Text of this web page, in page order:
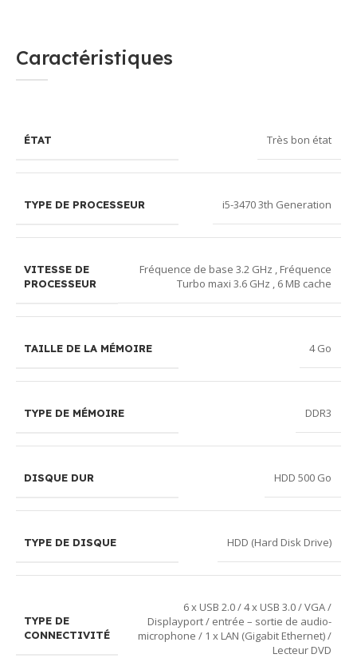
Caractéristiques
ÉTAT Très bon état
TYPE DE PROCESSEUR i5-3470 3th Generation
VITESSE DE
PROCESSEUR
Fréquence de base 3.2 GHz , Fréquence
Turbo maxi 3.6 GHz , 6 MB cache
TAILLE DE LA MÉMOIRE 4 Go
TYPE DE MÉMOIRE DDR3
DISQUE DUR HDD 500 Go
TYPE DE DISQUE HDD (Hard Disk Drive)
TYPE DE
CONNECTIVITÉ
6 x USB 2.0 / 4 x USB 3.0 / VGA /
Displayport / entrée – sortie de audio-
microphone / 1 x LAN (Gigabit Ethernet) /
Lecteur DVD